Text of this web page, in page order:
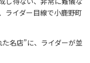
ライダー目線で小鹿野町
名店”に、ライダーが並